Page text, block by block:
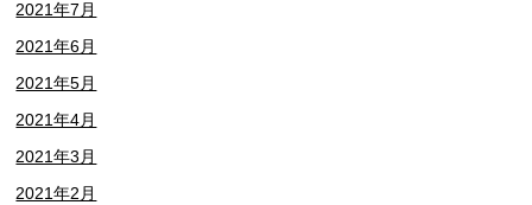
2021年7月
2021年6月
2021年5月
2021年4月
2021年3月
2021年2月